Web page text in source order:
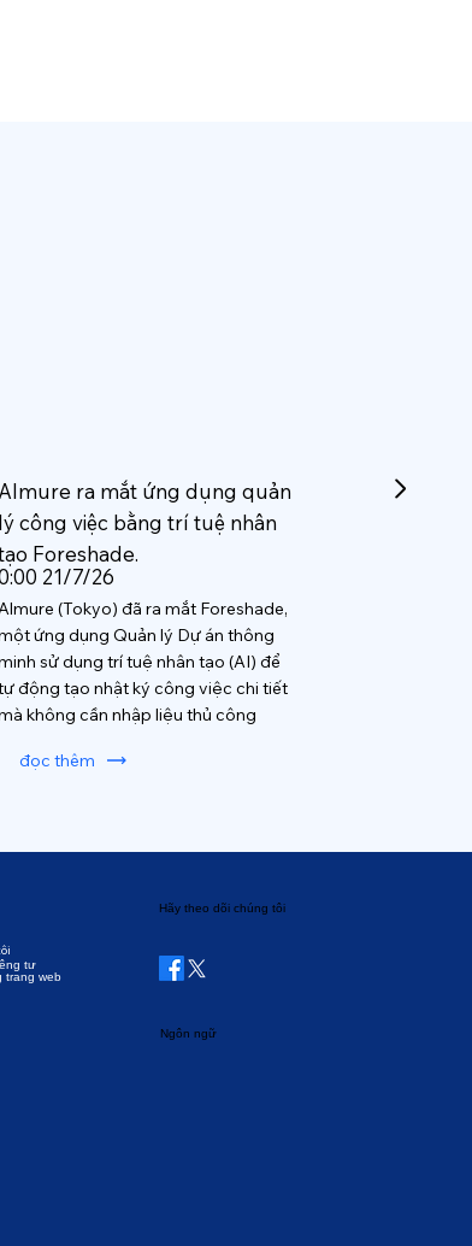
Almure ra mắt ứng dụng quản
lý công việc bằng trí tuệ nhân
Foreshade.
21/7/26
(Tokyo) đã ra mắt Foreshade,
ứng dụng Quản lý Dự án thông
sử dụng trí tuệ nhân tạo (AI) để
động tạo nhật ký công việc chi tiết
không cần nhập liệu thủ công
đọc thêm
tư
trang web
Hãy theo dõi chúng tôi
Ngôn ngữ